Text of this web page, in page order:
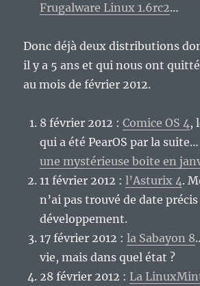
Frugalware Linux 1.6rc2…
Donc déjà deux distributions
il y a 5 ans et qui nous ont
au mois de février 2012.
8 février 2012 :Comice OS 4,
qui a été PearOS par la
une mystérieuse boite en
11 février 2012 :l’Asturix 4.
n’ai pas trouvé de date
développement.
17 février 2012 :la Sabayon 8
vie, mais dans quel état ?
28 février 2012 : La